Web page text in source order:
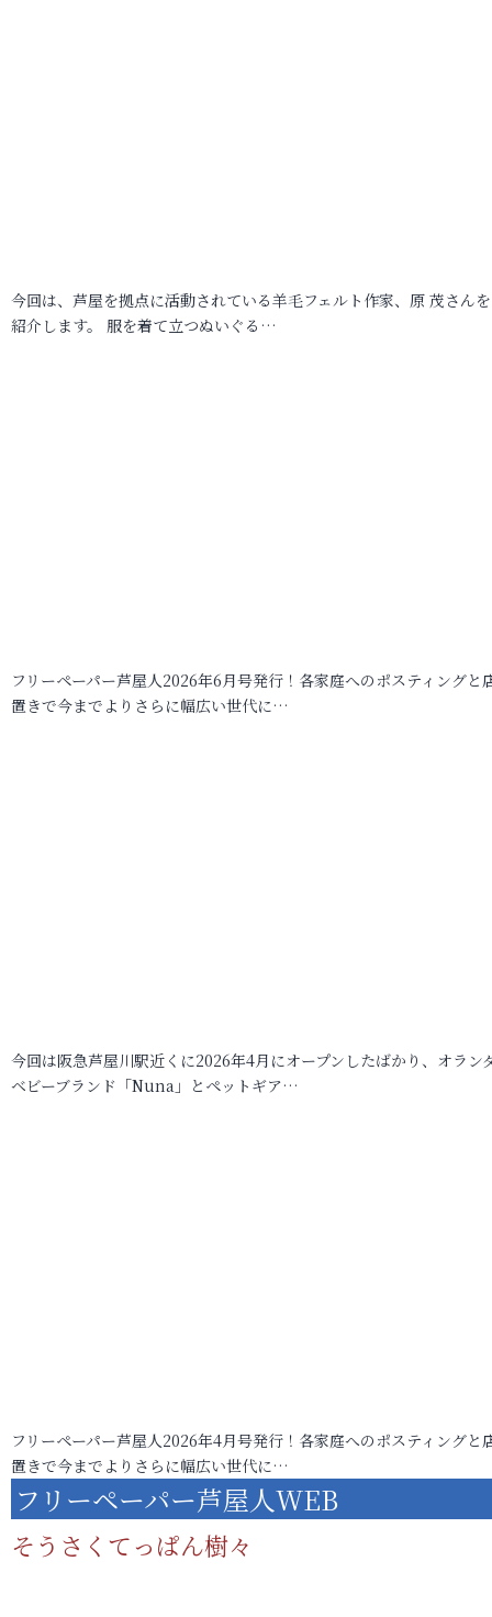
今回は、芦屋を拠点に活動されている羊毛フェルト作家、原 茂さん
紹介します。 服を着て立つぬいぐる…
フリーペーパー芦屋人2026年6月号発行！各家庭へのポスティングと
置きで今までよりさらに幅広い世代に…
今回は阪急芦屋川駅近くに2026年4月にオープンしたばかり、オラン
ベビーブランド「Nuna」とペットギア…
フリーペーパー芦屋人2026年4月号発行！各家庭へのポスティングと
置きで今までよりさらに幅広い世代に…
フリーペーパー芦屋人WEB
そうさくてっぱん樹々